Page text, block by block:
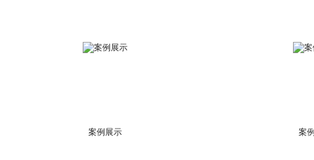
案例展示 案